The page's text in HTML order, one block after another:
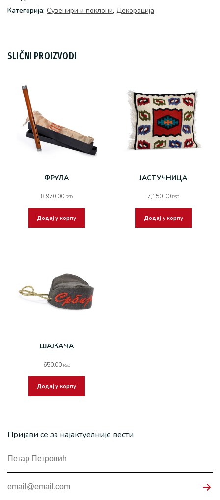
Категоријa: Сувенири и поклони, Декорација
SLIČNI PROIZVODI
ФРУЛА
8,970.00 RSD
Додај у корпу
ЈАСТУЧНИЦА
7,150.00RSD
Додај у корпу
ШАЈКАЧА
650.00 RSD
Додај у корпу
Пријави се за најактуелније вести